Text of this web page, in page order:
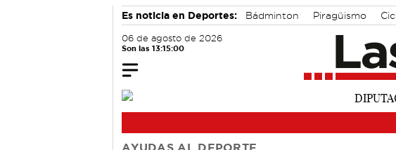
Es noticia en Deportes: Bádminton Piragüismo
06 de agosto de 2026
Son las 13:15:01
AYUDAS AL DEPORTE